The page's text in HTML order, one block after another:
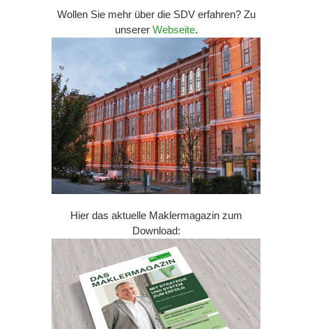
Wollen Sie mehr über die SDV erfahren? Zu
unserer Webseite.
Hier das aktuelle Maklermagazin zum
Download: